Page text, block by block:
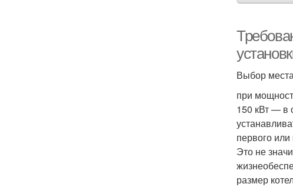
Выбор
при
150 кВт — в
первого
Это не
размер